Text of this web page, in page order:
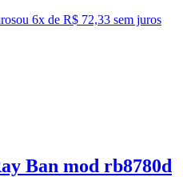
ou 6x de R$ 72,33 sem juros
Ban mod rb8780d